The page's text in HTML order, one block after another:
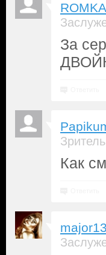
За
Зритель
Как
major13